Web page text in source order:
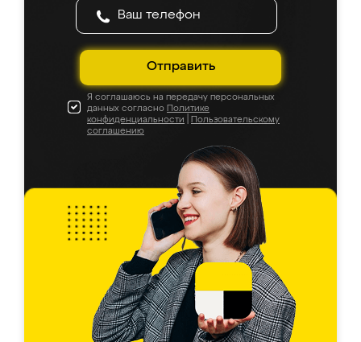
Отправить
Я соглашаюсь на передачу персональных
данных согласно Политике
конфиденциальности
Пользовательскому
соглашению